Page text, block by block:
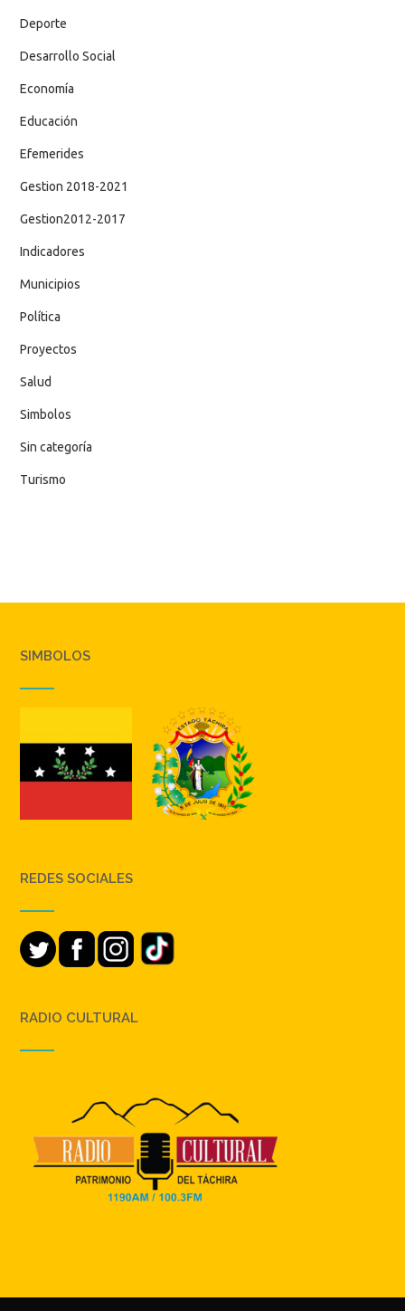
Deporte
Desarrollo Social
Economía
Educación
Efemerides
Gestion 2018-2021
Gestion2012-2017
Indicadores
Municipios
Política
Proyectos
Salud
Simbolos
Sin categoría
Turismo
SIMBOLOS
REDES SOCIALES
RADIO CULTURAL